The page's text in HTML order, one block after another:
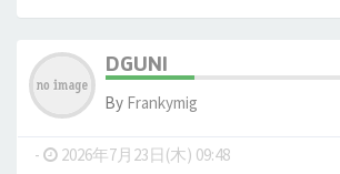
DGUNI
By Frankymig
- 2026年7月23日(木) 09:48